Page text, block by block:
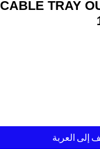
CABLE TRAY
إلى العربة